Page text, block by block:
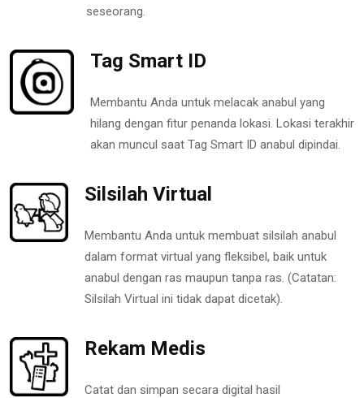
seseorang.
Tag Smart ID
Membantu Anda untuk melacak anabul yang
hilang dengan fitur penanda lokasi. Lokasi terakhir
akan muncul saat Tag Smart ID anabul dipindai.
Silsilah Virtual
Membantu Anda untuk membuat silsilah anabul
dalam format virtual yang fleksibel, baik untuk
anabul dengan ras maupun tanpa ras. (Catatan:
Silsilah Virtual ini tidak dapat dicetak).
Rekam Medis
Catat dan simpan secara digital hasil